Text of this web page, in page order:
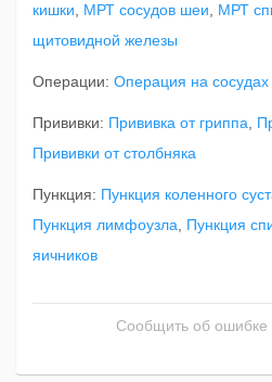
кишки
МРТ сосудов шеи МРТ
щитовидной железы
Операции: Операция на сосудах
Прививки: Прививка от гриппа
Прививки от столбняка
Пункция: Пункция коленного
Пункция лимфоузла
Пункция
яичников
Сообщить об ошибке